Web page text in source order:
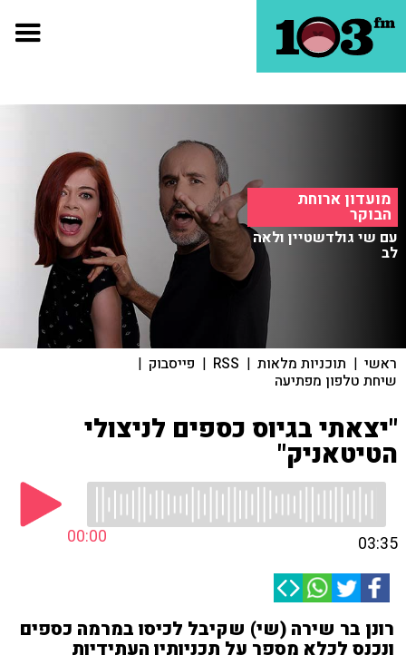
מועדון ארוחת
הבוקר
עם שי גולדשטיין ולאה
לב
ראשי | תוכניות מלאות |
RSS
| פייסבוק |
שיחת טלפון מפתיעה
"יצאתי בגיוס כספים לניצולי
הטיטאניק"
00:00 03:35
רונן בר שירה (שי) שקיבל לכיסו במרמה כספים
ונכנס לכלא מספר על תכניותיו העתידיות